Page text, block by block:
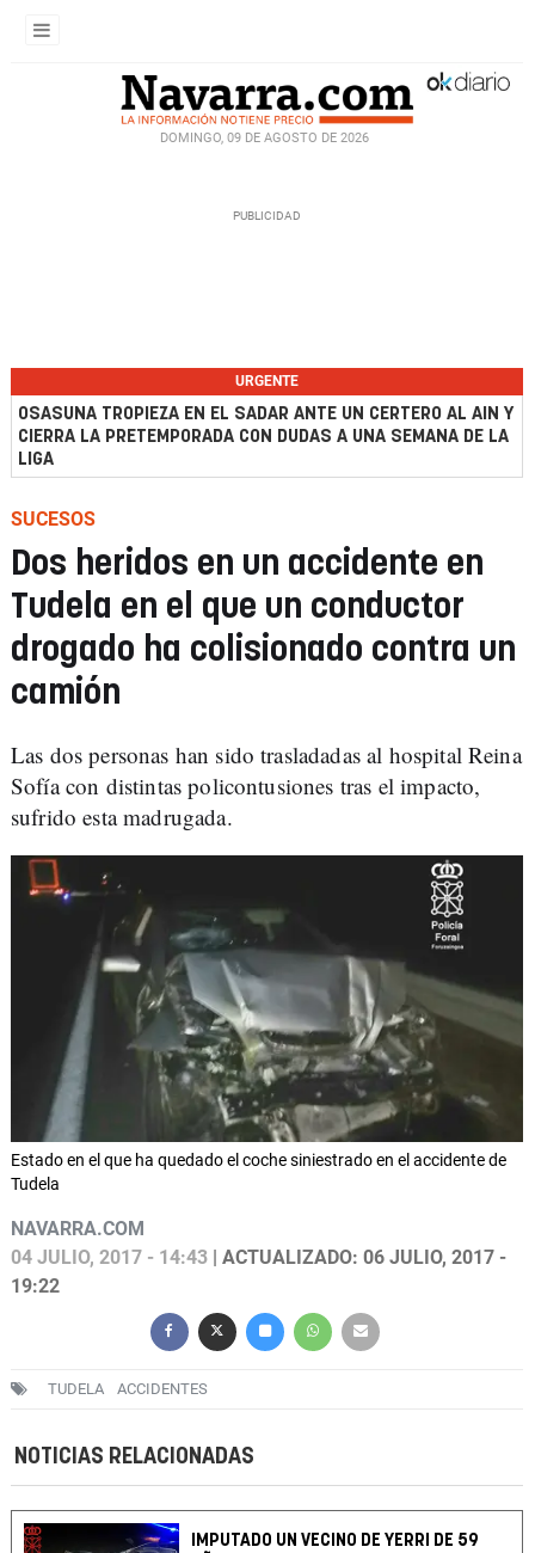
DOMINGO, 09 DE AGOSTO DE 2026
URGENTE
OSASUNA TROPIEZA EN EL SADAR ANTE UN CERTERO AL AIN Y
CIERRA LA PRETEMPORADA CON DUDAS A UNA SEMANA DE LA
LIGA
SUCESOS
Dos heridos en un accidente en
Tudela en el que un conductor
drogado ha colisionado contra un
camión
Las dos personas han sido trasladadas al hospital Reina
Sofía con distintas policontusiones tras el impacto,
sufrido esta madrugada.
Estado en el que ha quedado el coche siniestrado en el accidente de
Tudela
NAVARRA.COM
04 JULIO, 2017 - 14:43 | ACTUALIZADO: 06 JULIO, 2017 -
19:22
TUDELA ACCIDENTES
NOTICIAS RELACIONADAS
IMPUTADO UN VECINO DE YERRI DE 59